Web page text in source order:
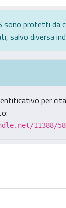
sono protetti da
salvo diversa
per
11388/